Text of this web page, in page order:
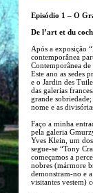
Episódio 1 – O
De l’art et du
Após a exposição
contemporânea
Contemporânea de
Este ano as sedes
e o Jardin des
das galerias
grande
nome e as
Faço a minha
pela galeria
Yves Klein, um
segue-se “Tony
começamos a
nobres (mármore
demonstram-no e
visitantes vestem)